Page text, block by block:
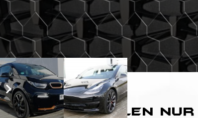
Sie wollen nur